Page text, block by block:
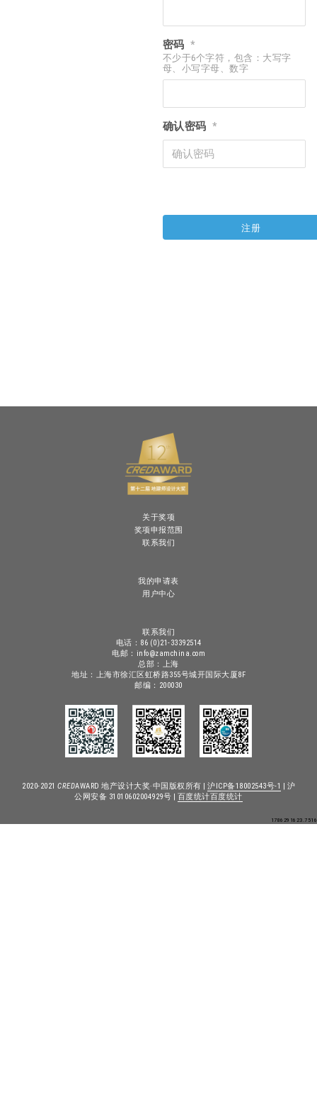
密码 *
不少于6个字符，包含：大写字
母、小写字母、数字
确认密码 *
关于奖项
奖项申报范围
联系我们
我的申请表
用户中心
联系我们
电话：86 (0)21-33392514
电邮：info@zamchina.com
总部：上海
地址：上海市徐汇区虹桥路355号城开国际大厦8F
邮编：200030
2020-2021 CREDAWARD 地产设计大奖·中国版权所有 | 沪ICP备18002543号-1
| 沪
公网安备 31010602004929号 | 百度统计百度统计
1786291623.7516